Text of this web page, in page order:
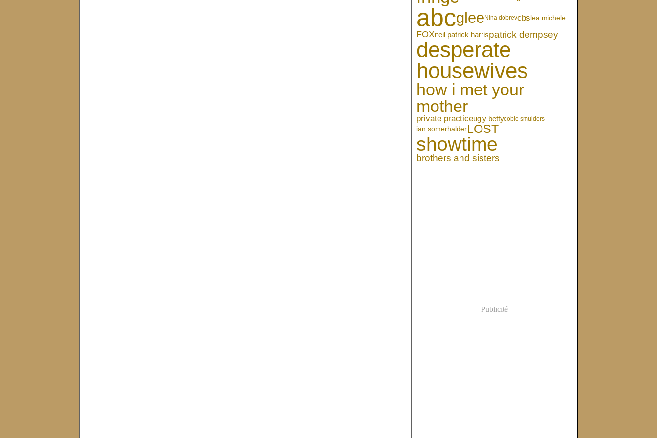
abcglee Nina dobrevcbslea michele
FOXneil patrick harrispatrick dempsey
desperate
housewives
how i met your
mother
private practiceugly bettycobie smulders
ian somerhalderLOST
showtime
brothers and sisters
Publicité